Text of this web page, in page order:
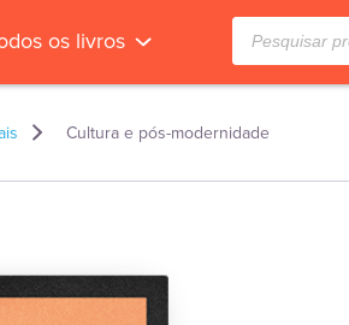
os livros
Pesquisar
produtos
Cultura e pós-modernidade